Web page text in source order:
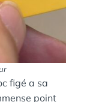
figé a sa
point